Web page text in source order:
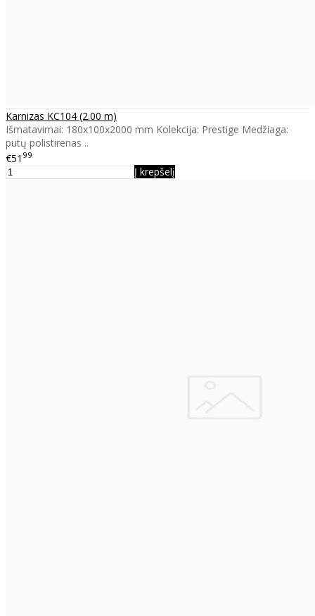
Karnizas KC104 (2.00 m)
Išmatavimai: 180x100x2000 mm Kolekcija: Prestige Medžiaga:
putų polistirenas ..
€51 99
Į krepšelį